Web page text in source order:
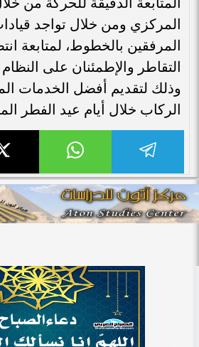
المركزي ومن خلال تواجد
المرفقين بالخطوط، لمتابعة
التقاطر والإطمئنان على
وذلك لتقديم أفضل الخدمات
الركاب خلال أيام عيد الفطر